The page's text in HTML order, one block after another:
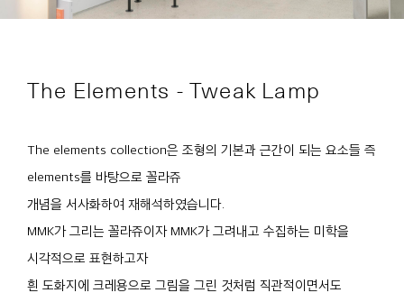
The Elements - Tweak Lamp
The elements collection은 조형의 기본과 근간이 되는 요소들 즉
elements를 바탕으로 꼴라쥬
개념을 서사화하여 재해석하였습니다.
MMK가 그리는 꼴라쥬이자 MMK가 그려내고 수집하는 미학을
시각적으로 표현하고자
흰 도화지에 크레용으로 그림을 그린 것처럼 직관적이면서도